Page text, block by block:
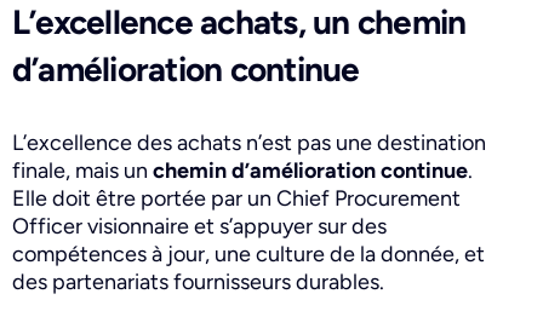
L’excellence achats, un chemin
d’amélioration continue
L’excellence des achats n’est pas une destination
finale, mais un chemin d’amélioration continue.
Elle doit être portée par un Chief Procurement
Officer visionnaire et s’appuyer sur des
compétences à jour, une culture de la donnée, et
des partenariats fournisseurs durables.